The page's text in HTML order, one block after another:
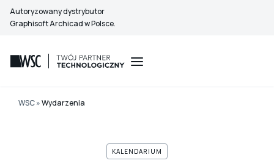
Przejdź
do
Autoryzowany dystrybutor
Graphisoft Archicad w Polsce.
WSC»Wydarzenia
KALENDARIUM